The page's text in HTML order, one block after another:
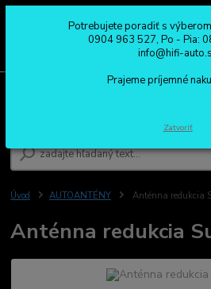
0904 963 527
Po - Pia: 08:00 - 16:00
Úvod AUTOANTÉNY Anténna redukcia
Anténna redukcia
Potrebujete poradiť s
0904 963 527, Po - Pia:
info@hifi-
Prajeme príjemné
Zatvoriť